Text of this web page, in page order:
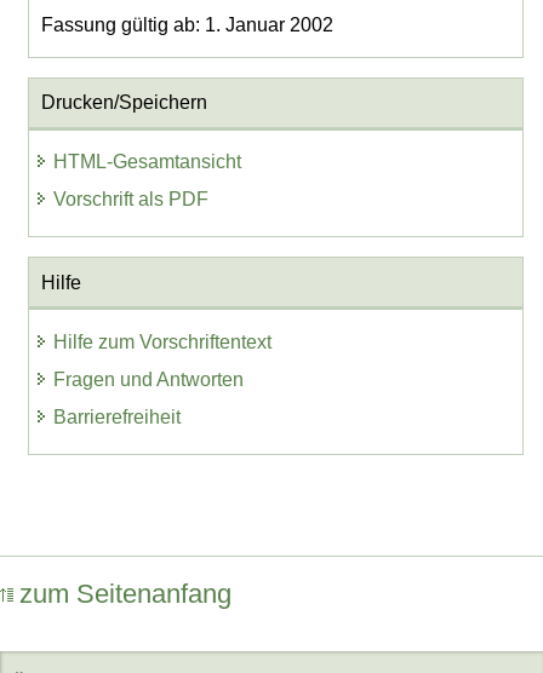
Fassung gültig ab: 1. Januar 2002
Drucken/Speichern
HTML-Gesamtansicht
Vorschrift als PDF
Hilfe
Hilfe zum Vorschriftentext
Fragen und Antworten
Barrierefreiheit
zum Seitenanfang